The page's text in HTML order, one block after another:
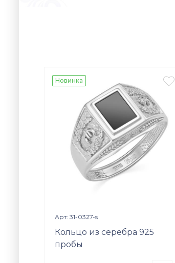
Новинка 
Арт: 31-0327-s
Кольцо из серебра 925
пробы